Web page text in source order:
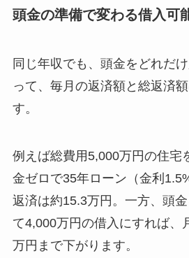
頭金の準備で変わる借入可
同じ年収でも、頭金をどれだ
って、毎月の返済額と総返済
す。
例えば総費用5,000万円の住宅
金ゼロで35年ローン（金利
返済は約15.3万円。一方、頭
て4,000万円の借入にすれば、
万円まで下がります。